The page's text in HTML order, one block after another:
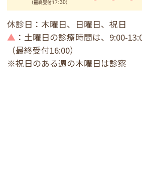
(最終受付17:30)
休診日：木曜日、日曜日、祝日
▲ ：土曜日の診療時間は、9:00-
（最終受付16:00）
※祝日のある週の木曜日は診察